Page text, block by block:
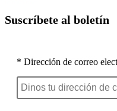
Suscríbete al boletín
* Dirección de correo